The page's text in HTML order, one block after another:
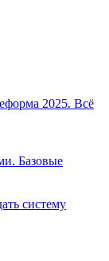
2025. Всё
Базовые
систему